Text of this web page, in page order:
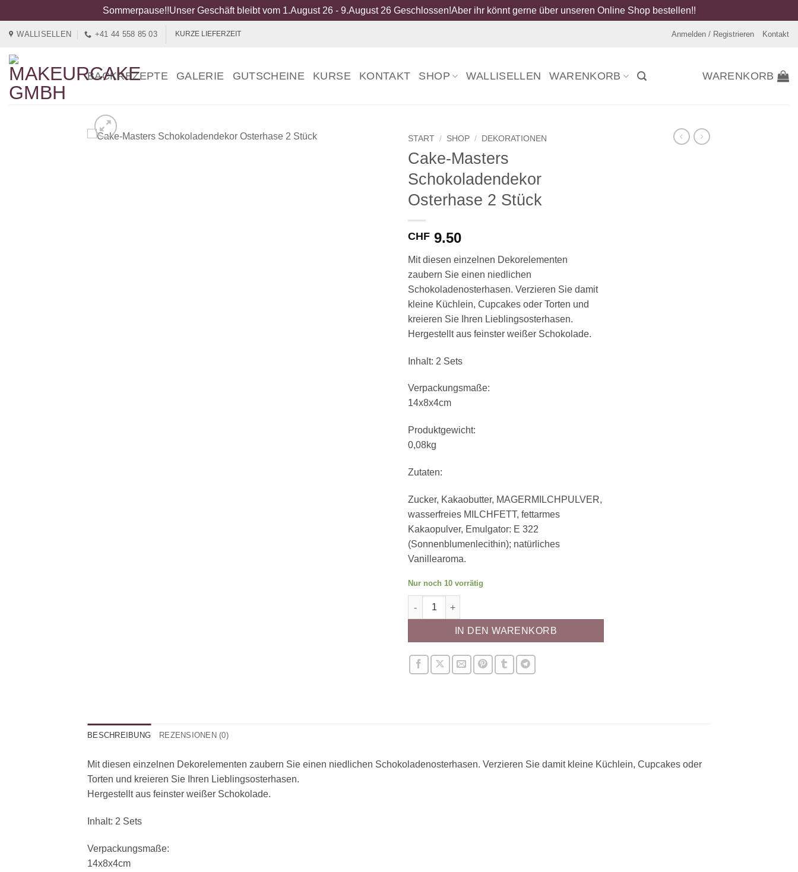
Sommerpause!!Unser Geschäft bleibt vom 1.August 26 - 9.August 26 Geschlossen!Aber ihr könnt gerne über unseren Online Shop bestellen!!
springen
WALLISELLEN +41 44 558 85 03 KURZE LIEFERZEIT Anmelden / Registrieren Kontakt
BACKREZEPTE GALERIE GUTSCHEINE KURSE KONTAKT SHOP WALLISELLEN WARENKORB WARENKORB
START / SHOP / DEKORATIONEN
Cake-Masters
Schokoladendekor
Osterhase 2 Stück
CHF 9.50
Mit diesen einzelnen Dekorelementen
zaubern Sie einen niedlichen
Schokoladenosterhasen. Verzieren Sie damit
kleine Küchlein, Cupcakes oder Torten und
kreieren Sie Ihren Lieblingsosterhasen.
Hergestellt aus feinster weißer Schokolade.
Inhalt: 2 Sets
Verpackungsmaße:
14x8x4cm
Produktgewicht:
0,08kg
Zutaten:
Zucker, Kakaobutter, MAGERMILCHPULVER,
wasserfreies MILCHFETT, fettarmes
Kakaopulver, Emulgator: E 322
(Sonnenblumenlecithin); natürliches
Vanillearoma.
Nur noch 10 vorrätig
Cake-Masters Schokoladendekor Osterhase 2 Stück Menge
IN DEN WARENKORB
BESCHREIBUNG REZENSIONEN (0)
Mit diesen einzelnen Dekorelementen zaubern Sie einen niedlichen Schokoladenosterhasen. Verzieren Sie damit kleine Küchlein, Cupcakes oder
Torten und kreieren Sie Ihren Lieblingsosterhasen.
Hergestellt aus feinster weißer Schokolade.
Inhalt: 2 Sets
Verpackungsmaße:
14x8x4cm